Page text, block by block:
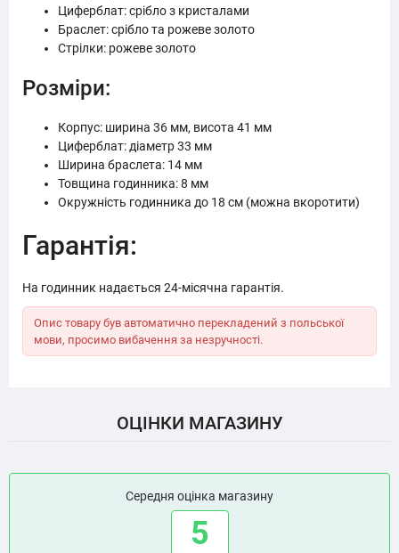
Циферблат: срібло з кристалами
Браслет: срібло та рожеве золото
Стрілки: рожеве золото
Розміри:
Корпус: ширина 36 мм, висота 41 мм
Циферблат: діаметр 33 мм
Ширина браслета: 14 мм
Товщина годинника: 8 мм
Окружність годинника до 18 см (можна вкоротити)
Гарантія:
На годинник надається 24-місячна гарантія.
Опис товару був автоматично перекладений з польської
мови, просимо вибачення за незручності.
ОЦІНКИ МАГАЗИНУ
Середня оцінка магазину
5